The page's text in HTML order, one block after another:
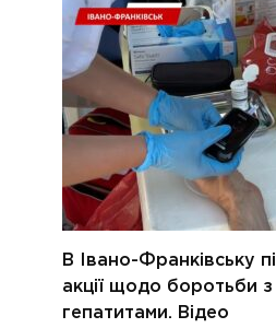
В Івано-Франківську
акції щодо боротьби з
гепатитами. Відео